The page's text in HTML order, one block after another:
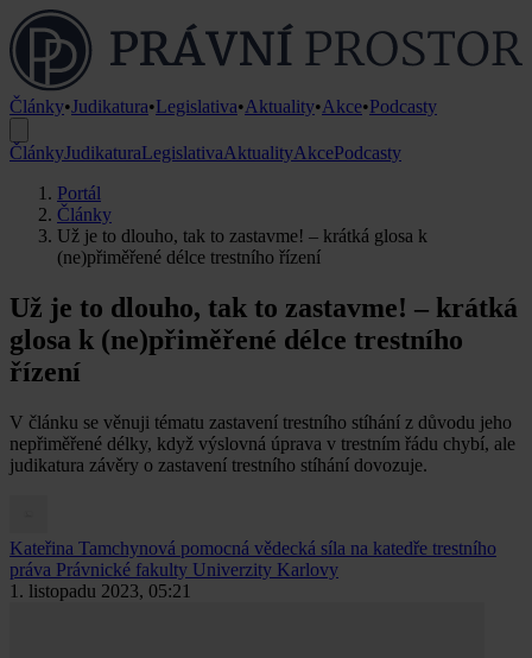
Články•Judikatura•Legislativa•Aktuality•Akce•Podcasty
ČlánkyJudikaturaLegislativaAktualityAkcePodcasty
Portál
Články
Už je to dlouho, tak to zastavme! – krátká glosa k
(ne)přiměřené délce trestního řízení
Už je to dlouho, tak to zastavme! – krátká
glosa k (ne)přiměřené délce trestního
řízení
V článku se věnuji tématu zastavení trestního stíhání z důvodu jeho
nepřiměřené délky, když výslovná úprava v trestním řádu chybí, ale
judikatura závěry o zastavení trestního stíhání dovozuje.
Kateřina Tamchynová pomocná vědecká síla na katedře trestního
práva Právnické fakulty Univerzity Karlovy
1. listopadu 2023, 05:21